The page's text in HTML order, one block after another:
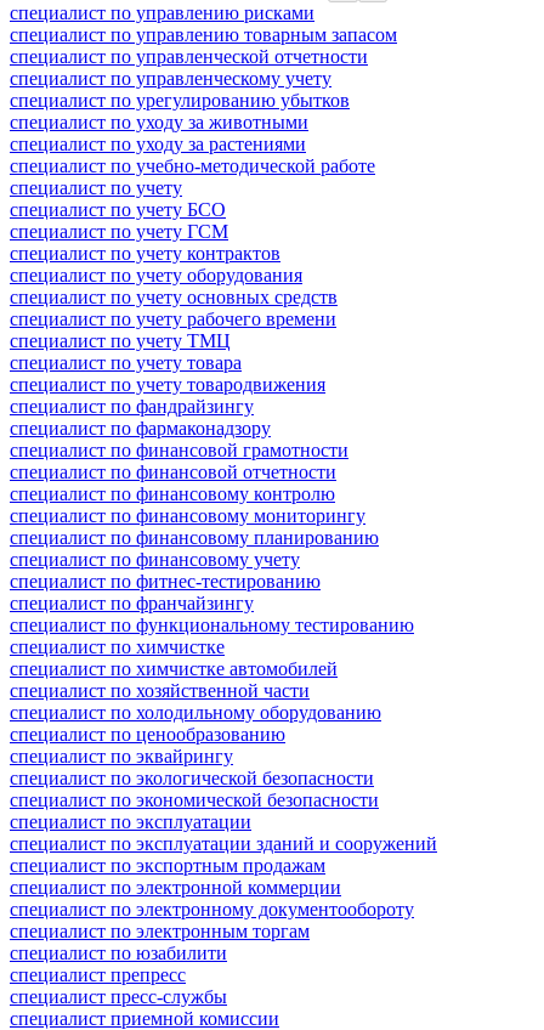
специалист по управлению рисками
специалист по управлению товарным запасом
специалист по управленческой отчетности
специалист по управленческому учету
специалист по урегулированию убытков
специалист по уходу за животными
специалист по уходу за растениями
специалист по учебно-методической работе
специалист по учету
специалист по учету БСО
специалист по учету ГСМ
специалист по учету контрактов
специалист по учету оборудования
специалист по учету основных средств
специалист по учету рабочего времени
специалист по учету ТМЦ
специалист по учету товара
специалист по учету товародвижения
специалист по фандрайзингу
специалист по фармаконадзору
специалист по финансовой грамотности
специалист по финансовой отчетности
специалист по финансовому контролю
специалист по финансовому мониторингу
специалист по финансовому планированию
специалист по финансовому учету
специалист по фитнес-тестированию
специалист по франчайзингу
специалист по функциональному тестированию
специалист по химчистке
специалист по химчистке автомобилей
специалист по хозяйственной части
специалист по холодильному оборудованию
специалист по ценообразованию
специалист по эквайрингу
специалист по экологической безопасности
специалист по экономической безопасности
специалист по эксплуатации
специалист по эксплуатации зданий и сооружений
специалист по экспортным продажам
специалист по электронной коммерции
специалист по электронному документообороту
специалист по электронным торгам
специалист по юзабилити
специалист препресс
специалист пресс-службы
специалист приемной комиссии